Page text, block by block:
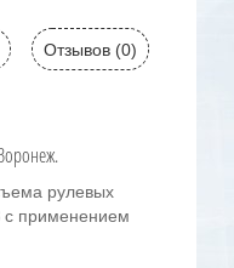
Отзывов (0)
рулевых
с применением